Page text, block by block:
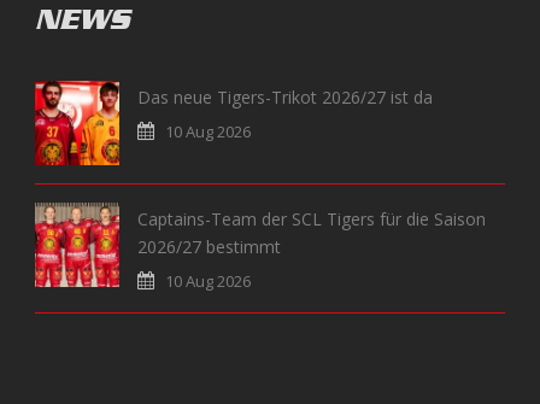
NEWS
Das neue Tigers-Trikot 2026/27 ist da
10 Aug 2026
Captains-Team der SCL Tigers für die Saison
2026/27 bestimmt
10 Aug 2026